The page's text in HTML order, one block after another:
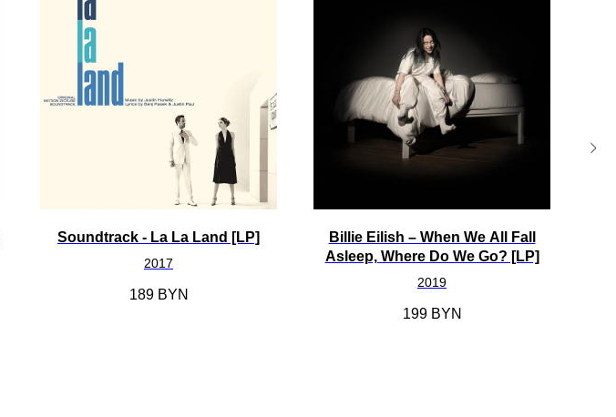
Soundtrack - La La Land [LP]
2017
189 BYN
Billie Eilish ‎– When We All Fall
Asleep, Where Do We Go? [LP]
2019
199 BYN